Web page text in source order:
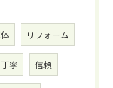
リフォーム
丁寧 信頼